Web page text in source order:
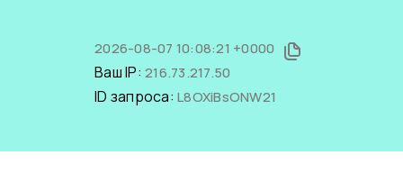
2026-08-07 10:08:21 +0000
Ваш IP: 216.73.217.50
ID запроса: L8OXiBsONW21